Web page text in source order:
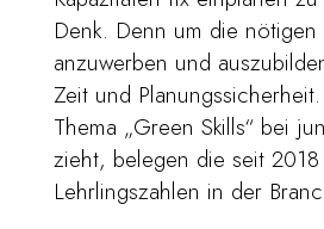
Denk. Denn um die nötigen
anzuwerben und
Zeit und
Thema „Green Skills“ bei
zieht, belegen die seit
Lehrlingszahlen in der